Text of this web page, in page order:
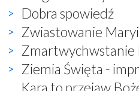
Dobra spowiedź
Zwiastowanie
Zmartwychwstanie
Ziemia Święta -
Kara to przejaw